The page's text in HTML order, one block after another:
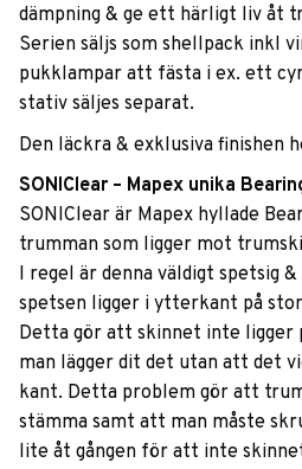
dämpning & ge ett härligt liv åt
Serien säljs som shellpack inkl
pukklampar att fästa i ex. ett
stativ säljes separat.
Den läckra & exklusiva finishen
SONIClear – Mapex unika
SONIClear är Mapex hyllade
trumman som ligger mot
I regel är denna väldigt spetsig
spetsen ligger i ytterkant på
Detta gör att skinnet inte ligger
man lägger dit det utan att det
kant. Detta problem gör att
stämma samt att man måste
lite åt gången för att inte